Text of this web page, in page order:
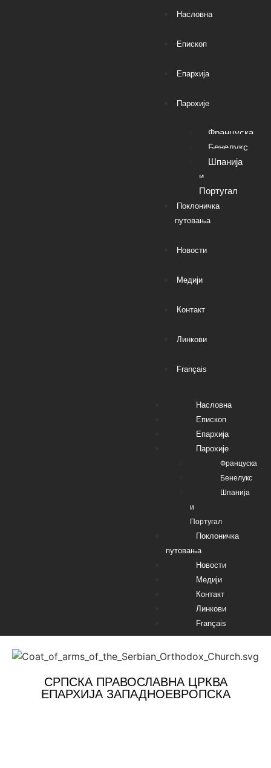
Насловна
Епископ
Епархија
Парохије
Француска
Бенелукс
Шпанија
и
Португал
Поклоничка
путовања
Новости
Медији
Контакт
Линкови
Français
Насловна
Епископ
Епархија
Парохије
Француска
Бенелукс
Шпанија
и
Португал
Поклоничка
путовања
Новости
Медији
Контакт
Линкови
Français
СРПСКА ПРАВОСЛАВНА ЦРКВА
ЕПАРХИЈА ЗАПАДНОЕВРОПСКА